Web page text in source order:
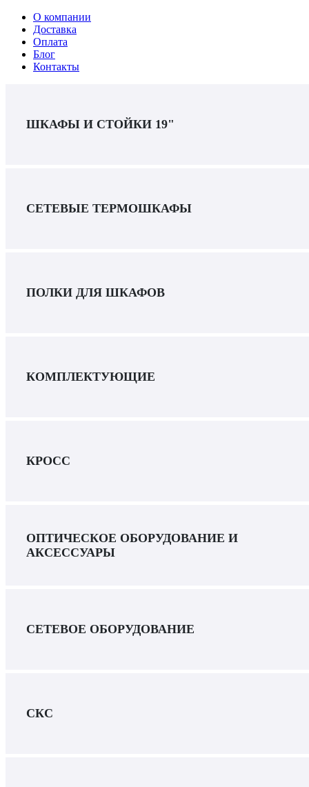
О компании
Доставка
Оплата
Блог
Контакты
ШКАФЫ И СТОЙКИ 19"
СЕТЕВЫЕ ТЕРМОШКАФЫ
ПОЛКИ ДЛЯ ШКАФОВ
КОМПЛЕКТУЮЩИЕ
КРОСС
ОПТИЧЕСКОЕ ОБОРУДОВАНИЕ И
АКСЕССУАРЫ
СЕТЕВОЕ ОБОРУДОВАНИЕ
СКС